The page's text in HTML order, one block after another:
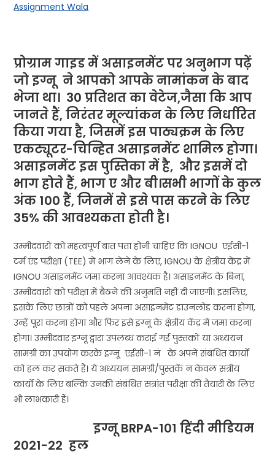
Assignment Wala
प्रोग्राम गाइड में असाइनमेंट पर अनुभाग पढ़ें
जोइग्नू ने आपको आपके नामांकन के बाद
भेजा था। 30 प्रतिशत का वेटेज,जैसा कि आप
जानते हैं, निरंतर मूल्यांकन के लिए निर्धारित
किया गया है, जिसमें इस पाठ्यक्रम के लिए
एकट्यूटर-चिन्हित असाइनमेंट शामिल होगा।
असाइनमेंट इस पुस्तिका में है, और इसमें दो
भाग होते हैं, भाग ए और बी।सभी भागों के कुल
अंक 100 हैं, जिनमें से इसे पास करने के लिए
35% की आवश्यकता होती है।
उम्मीदवारों को महत्वपूर्ण बात पता होनी चाहिए कि IGNOU एईसी-1
टर्म एंड परीक्षा (TEE) में भाग लेने के लिए, IGNOU के क्षेत्रीय केंद्र में
IGNOU असाइनमेंट जमा करना आवश्यक है। असाइनमेंट के बिना,
उम्मीदवारों को परीक्षा में बैठने की अनुमति नहीं दी जाएगी। इसलिए,
इसके लिए छात्रों को पहले अपना असाइनमेंट डाउनलोड करना होगा,
उन्हें पूरा करना होगा और फिर इसे इग्नू के क्षेत्रीय केंद्र में जमा करना
होगा। उम्मीदवार इग्नू द्वारा उपलब्ध कराई गई पुस्तकों या अध्ययन
सामग्री का उपयोग करके इग्नू एईसी-1 नं के अपने संबंधित कार्यों
को हल कर सकते हैं। ये अध्ययन सामग्री/पुस्तकें न केवल सत्रीय
कार्यों के लिए बल्कि उनकी संबंधित सत्रांत परीक्षा की तैयारी के लिए
भी लाभकारी हैं।
इग्नू BRPA-101 हिंदी मीडियम
2021-22 हल